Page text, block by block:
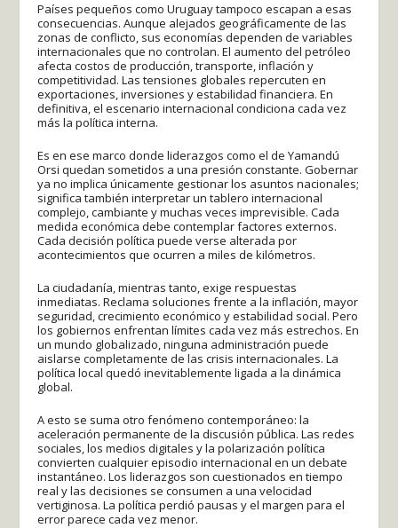
Países pequeños como Uruguay tampoco escapan a esas
consecuencias. Aunque alejados geográficamente de las
zonas de conflicto, sus economías dependen de variables
internacionales que no controlan. El aumento del petróleo
afecta costos de producción, transporte, inflación y
competitividad. Las tensiones globales repercuten en
exportaciones, inversiones y estabilidad financiera. En
definitiva, el escenario internacional condiciona cada vez
más la política interna.
Es en ese marco donde liderazgos como el de Yamandú
Orsi quedan sometidos a una presión constante. Gobernar
ya no implica únicamente gestionar los asuntos nacionales;
significa también interpretar un tablero internacional
complejo, cambiante y muchas veces imprevisible. Cada
medida económica debe contemplar factores externos.
Cada decisión política puede verse alterada por
acontecimientos que ocurren a miles de kilómetros.
La ciudadanía, mientras tanto, exige respuestas
inmediatas. Reclama soluciones frente a la inflación, mayor
seguridad, crecimiento económico y estabilidad social. Pero
los gobiernos enfrentan límites cada vez más estrechos. En
un mundo globalizado, ninguna administración puede
aislarse completamente de las crisis internacionales. La
política local quedó inevitablemente ligada a la dinámica
global.
A esto se suma otro fenómeno contemporáneo: la
aceleración permanente de la discusión pública. Las redes
sociales, los medios digitales y la polarización política
convierten cualquier episodio internacional en un debate
instantáneo. Los liderazgos son cuestionados en tiempo
real y las decisiones se consumen a una velocidad
vertiginosa. La política perdió pausas y el margen para el
error parece cada vez menor.